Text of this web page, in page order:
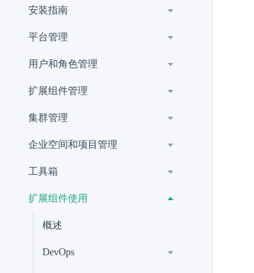
安装指南
平台管理
用户和角色管理
扩展组件管理
集群管理
企业空间和项目管理
工具箱
扩展组件使用
概述
DevOps